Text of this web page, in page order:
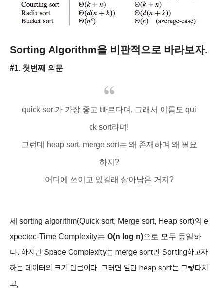
Sorting Algorithm을 비판적으로 바라보자.
#1. 첫번째 의문
quick sort가 가장 좋고 빠르다며, 그래서 이름도 qui
ck sort라며!
그런데 heap sort, merge sort는 왜 존재하며 왜 필요
하지?
어디에 쓰이고 있길래 살아남은 거지?
세 sorting algorithm(Quick sort, Merge sort, Heap sort)의 e
xpected-Time Complexity는 O(n log n)으로 모두 동일하
다. 하지만 Space Complexity는 merge sort만 Sorting하고자
하는 데이터의 크기 만큼이다. 그러면 일단 heap sort는 그렇다치
고,